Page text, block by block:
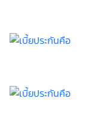
และมีความเ
ไม่ให้ความยิ
ข้าพเจ้าสามา
ในกรณีมีข้อ
ระหว่างข้าพ
และยอมรับว่า
(เช่น ข้าพเจ้
ลง หรือข้าพเ